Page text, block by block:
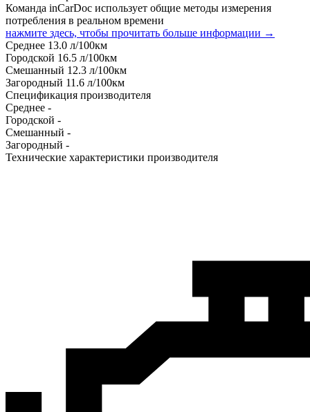
Команда inCarDoc использует общие методы измерения
потребления в реальном времени
нажмите здесь, чтобы прочитать больше информации →
Среднее 13.0 л/100км
Городской 16.5 л/100км
Смешанный 12.3 л/100км
Загородный 11.6 л/100км
Спецификация производителя
Среднее -
Городской -
Смешанный -
Загородный -
Технические характеристики производителя